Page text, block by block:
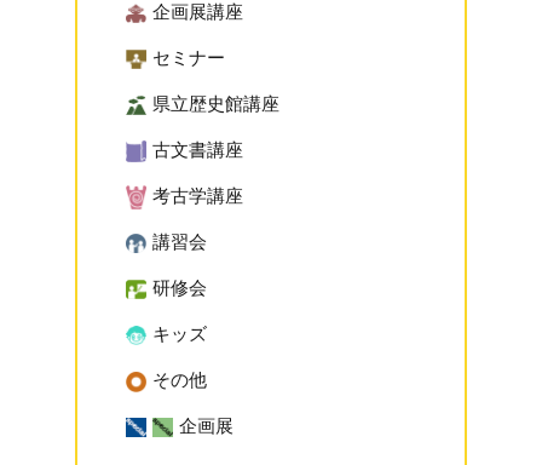
企画展講座
セミナー
県立歴史館講座
古文書講座
考古学講座
講習会
研修会
キッズ
その他
企画展